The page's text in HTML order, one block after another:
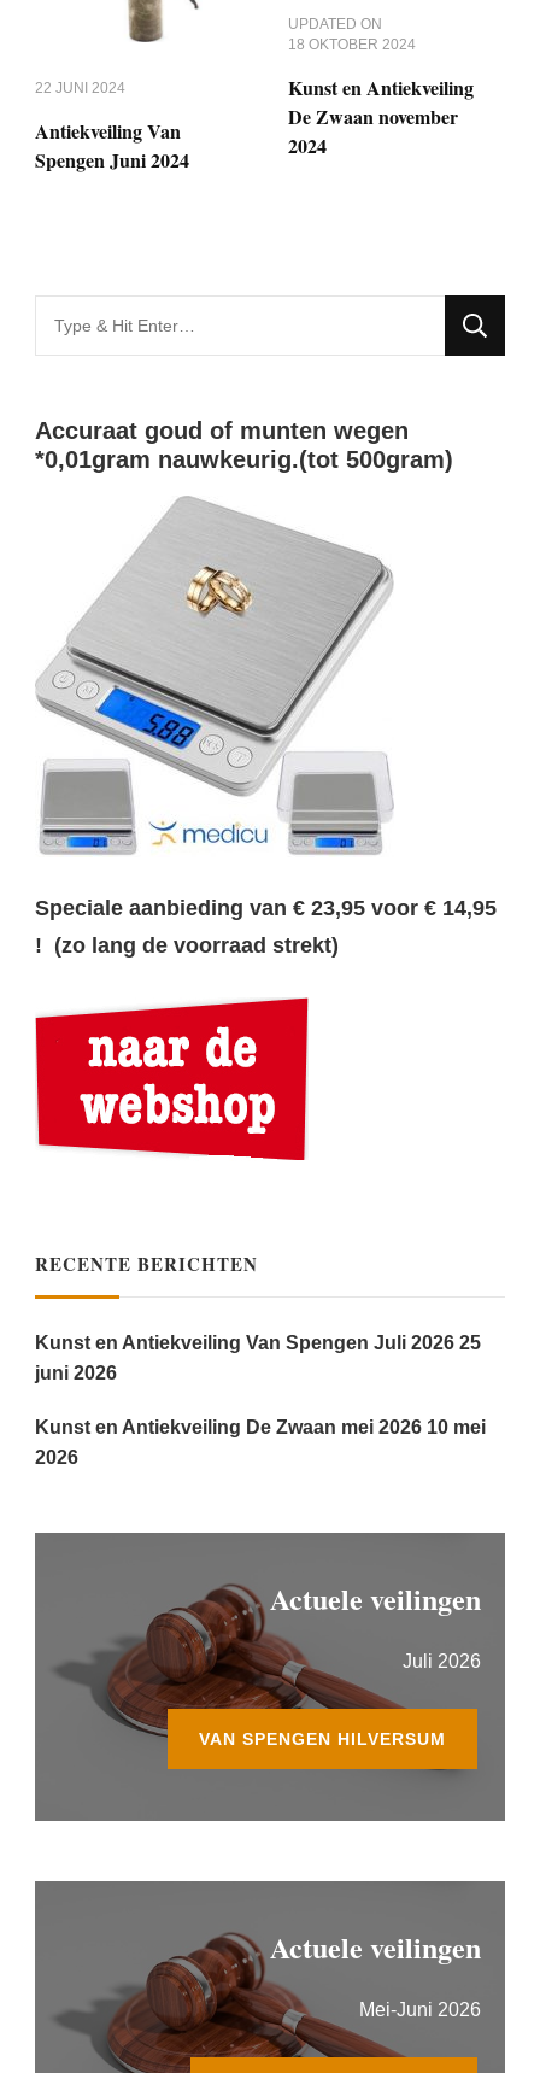
22 JUNI 2024
Antiekveiling Van
Spengen Juni 2024
UPDATED ON
18 OKTOBER 2024
Kunst en Antiekveiling
De Zwaan november
2024
for
Accuraat goud of munten wegen
*0,01gram nauwkeurig.(tot 500gram)
Speciale aanbieding van € 23,95 voor € 14,95
! (zo lang de voorraad strekt)
RECENTE BERICHTEN
Kunst en Antiekveiling Van Spengen Juli 2026 25
juni 2026
Kunst en Antiekveiling De Zwaan mei 2026 10 mei
2026
Actuele veilingen
Juli 2026
VAN SPENGEN HILVERSUM
Actuele veilingen
Mei-Juni 2026